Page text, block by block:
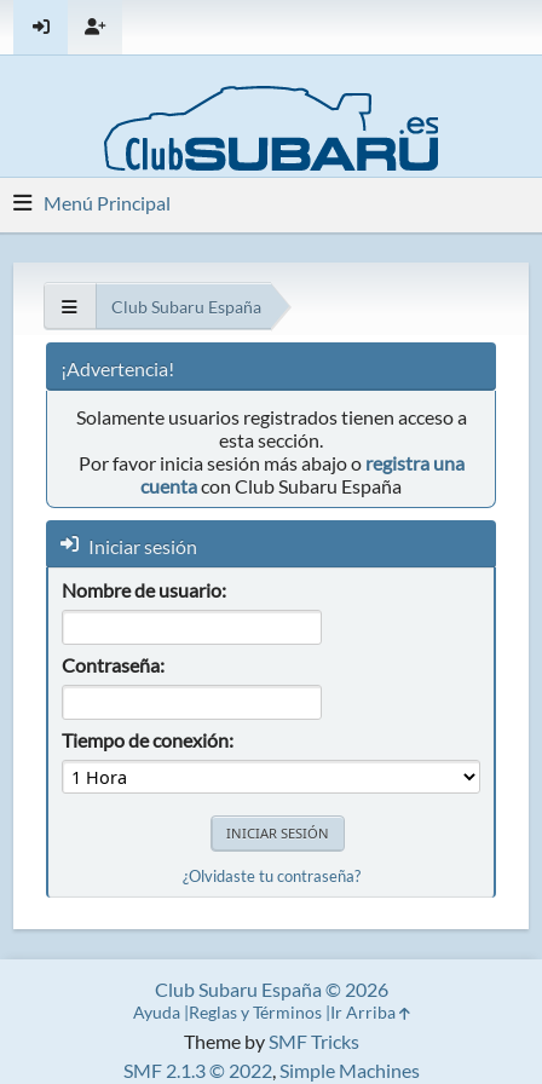
Menú Principal
Club Subaru España
¡Advertencia!
Solamente usuarios registrados tienen acceso a
esta sección.
Por favor inicia sesión más abajo o registra una
cuentacon Club Subaru España
Iniciar sesión
Nombre de usuario:
Contraseña:
Tiempo de conexión:
¿Olvidaste tu contraseña?
Theme bySMF Tricks
SMF 2.1.3 © 2022,Simple Machines
Club Subaru España © 2026
Ayuda Reglas y Términos Ir Arriba